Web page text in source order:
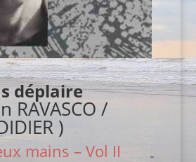
déplaire
RAVASCO /
)
mains – Vol II